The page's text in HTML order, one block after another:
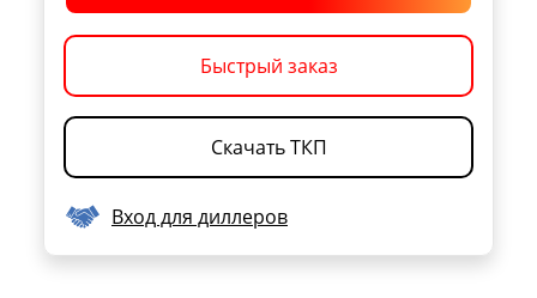
Быстрый заказ
Скачать ТКП
Вход для диллеров